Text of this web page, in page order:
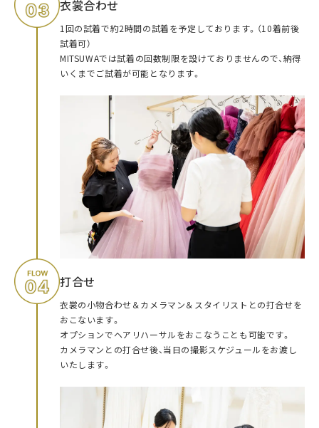
衣裳合わせ
1回の試着で約2時間の試着を予定しております。（10着前後
試着可）
MITSUWAでは試着の回数制限を設けておりませんので、納得
いくまでご試着が可能となります。
打合せ
衣裳の小物合わせ＆カメラマン＆スタイリストとの打合せを
おこないます。
オプションでヘアリハーサルをおこなうことも可能です。
カメラマンとの打合せ後、当日の撮影スケジュールをお渡し
いたします。